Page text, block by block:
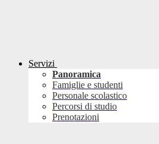
Servizi
Panoramica
Famiglie e studenti
Personale scolastico
Percorsi di studio
Prenotazioni